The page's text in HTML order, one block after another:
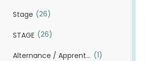
Stage (26)
STAGE (26)
Alternance / Apprentissage (1)